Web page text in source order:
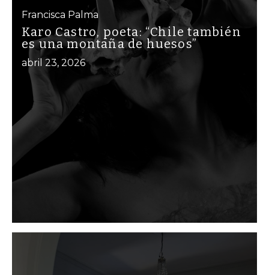
Francisca Palma
Karo Castro, poeta: “Chile también
es una montaña de huesos”
abril 23, 2026